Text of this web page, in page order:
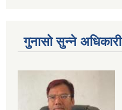
गुनासो सुन्ने अधिकारी